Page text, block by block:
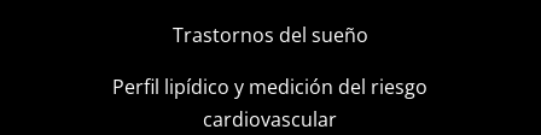
Trastornos del sueño
Perfil lipídico y medición del riesgo
cardiovascular